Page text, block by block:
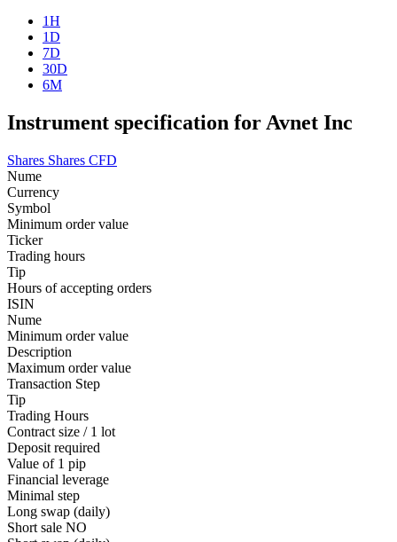
1H
1D
7D
30D
6M
Instrument specification for Avnet Inc
Shares Shares CFD
Nume
Currency
Symbol
Minimum order value
Ticker
Trading hours
Tip
Hours of accepting orders
ISIN
Nume
Minimum order value
Description
Maximum order value
Transaction Step
Tip
Trading Hours
Contract size / 1 lot
Deposit required
Value of 1 pip
Financial leverage
Minimal step
Long swap (daily)
Short sale NO